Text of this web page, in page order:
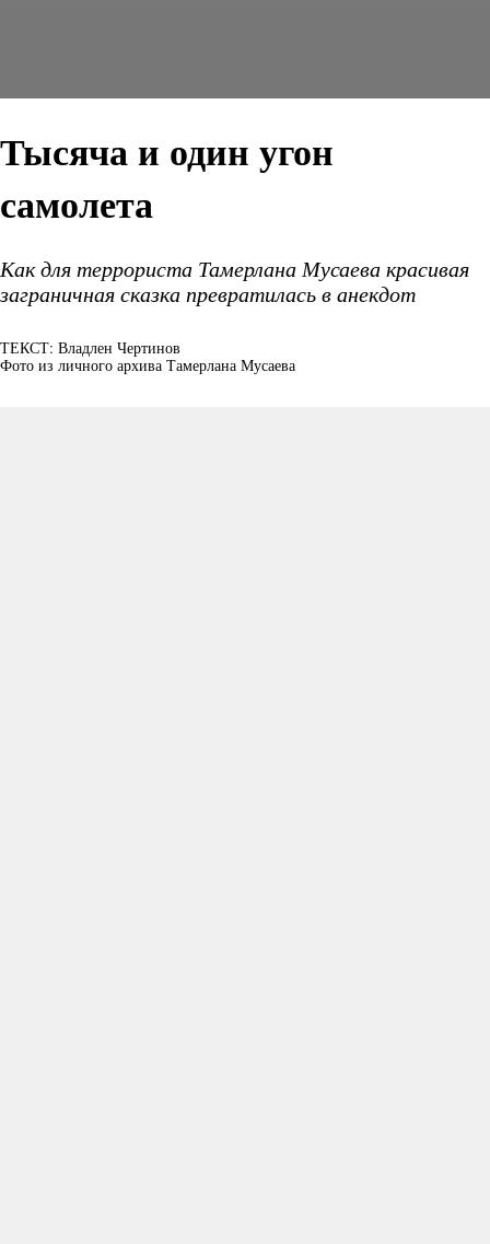
Тысяча и один угон
самолета
Как для террориста Тамерлана Мусаева красивая
заграничная сказка превратилась в анекдот
ТЕКСТ: Владлен Чертинов
Фото из личного архива Тамерлана Мусаева